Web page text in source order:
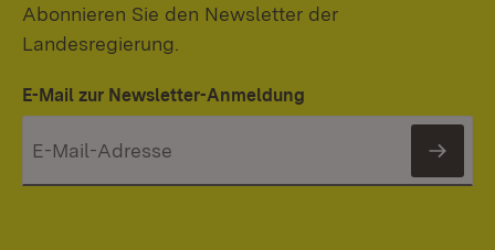
Abonnieren Sie den Newsletter der
Landesregierung.
E-Mail zur Newsletter-Anmeldung